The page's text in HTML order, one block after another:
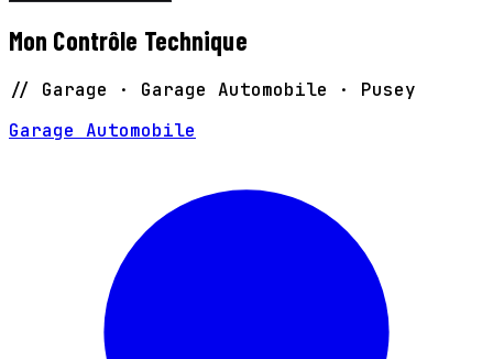
Mon Contrôle Technique
// Garage · Garage Automobile · Pusey
Garage Automobile